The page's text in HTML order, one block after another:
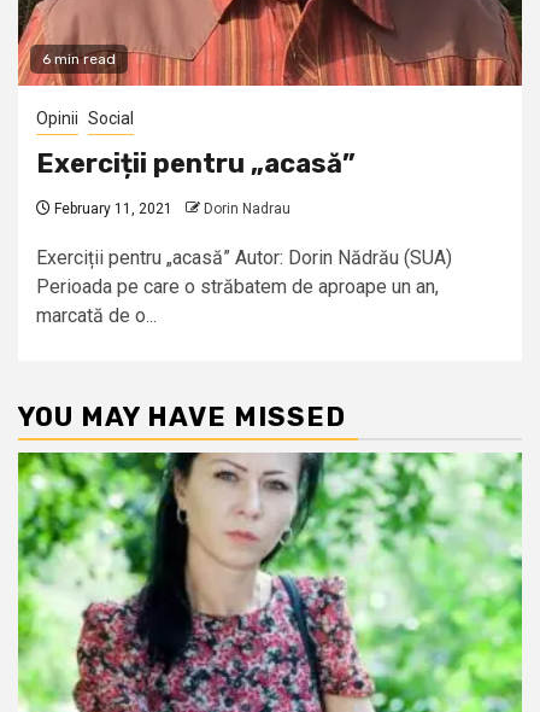
6 min read
Opinii Social
Exerciții pentru „acasă”
February 11, 2021 Dorin Nadrau
Exerciții pentru „acasă” Autor: Dorin Nădrău (SUA)
Perioada pe care o străbatem de aproape un an,
marcată de o...
YOU MAY HAVE MISSED